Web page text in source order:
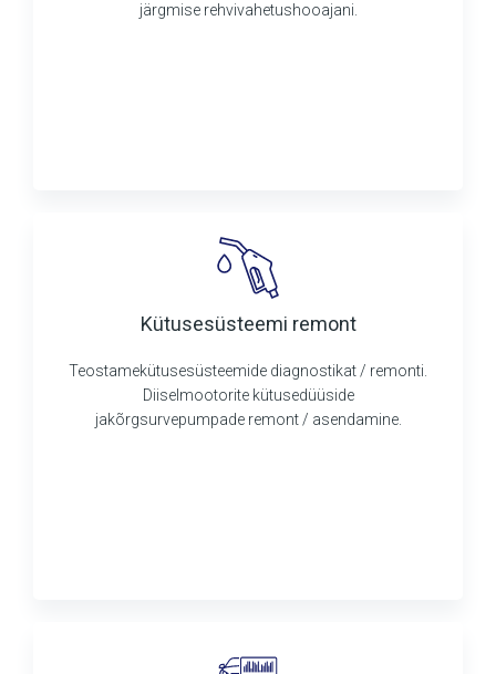
järgmise rehvivahetushooajani.
Kütusesüsteemi remont
Teostamekütusesüsteemide diagnostikat / remonti.
Diiselmootorite kütusedüüside
jakõrgsurvepumpade remont / asendamine.